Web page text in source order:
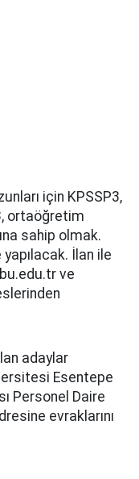
için KPSSP3,
ortaöğretim
sahip olmak.
İlan ile
ve
adaylar
Esentepe
Personel Daire
evraklarını